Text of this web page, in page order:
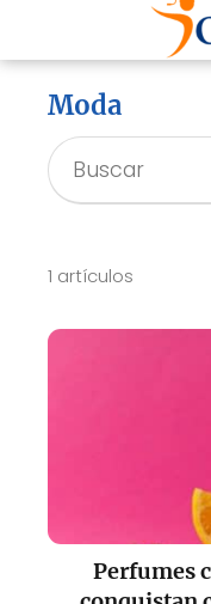
Moda
1 artículos
Perfumes